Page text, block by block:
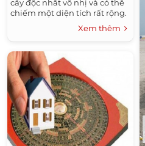
cây độc nhất vô nhị và có thể
chiếm một diện tích rất rộng.
Thay vì phát triển theo chiều
dọc như các loại...
Xem thêm